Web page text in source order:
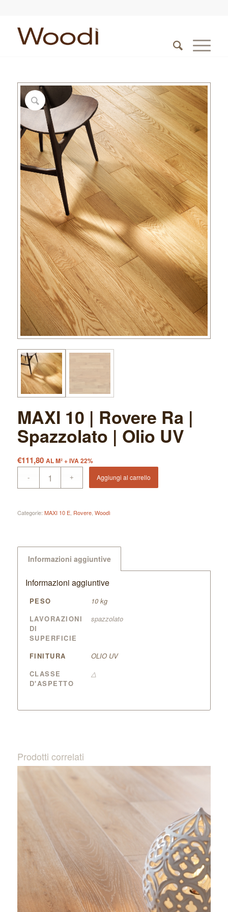
MAXI 10 | Rovere Ra |
Spazzolato | Olio UV
€111,80 AL M² + IVA 22%
Aggiungi al carrello
Categorie: MAXI 10 E, Rovere, Woodì
Informazioni aggiuntive
Informazioni aggiuntive
PESO
10 kg
LAVORAZIONI
DI
SUPERFICIE
spazzolato
FINITURA
OLIO UV
CLASSE
D'ASPETTO
△
Prodotti correlati